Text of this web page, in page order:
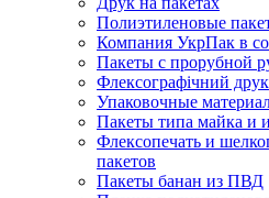
Полиэтиленовые
Компания УкрПак в
Пакеты с прорубной
Флексографічний друк
Упаковочные
Пакеты типа майка и
Флексопечать и
пакетов
Пакеты банан из ПВД